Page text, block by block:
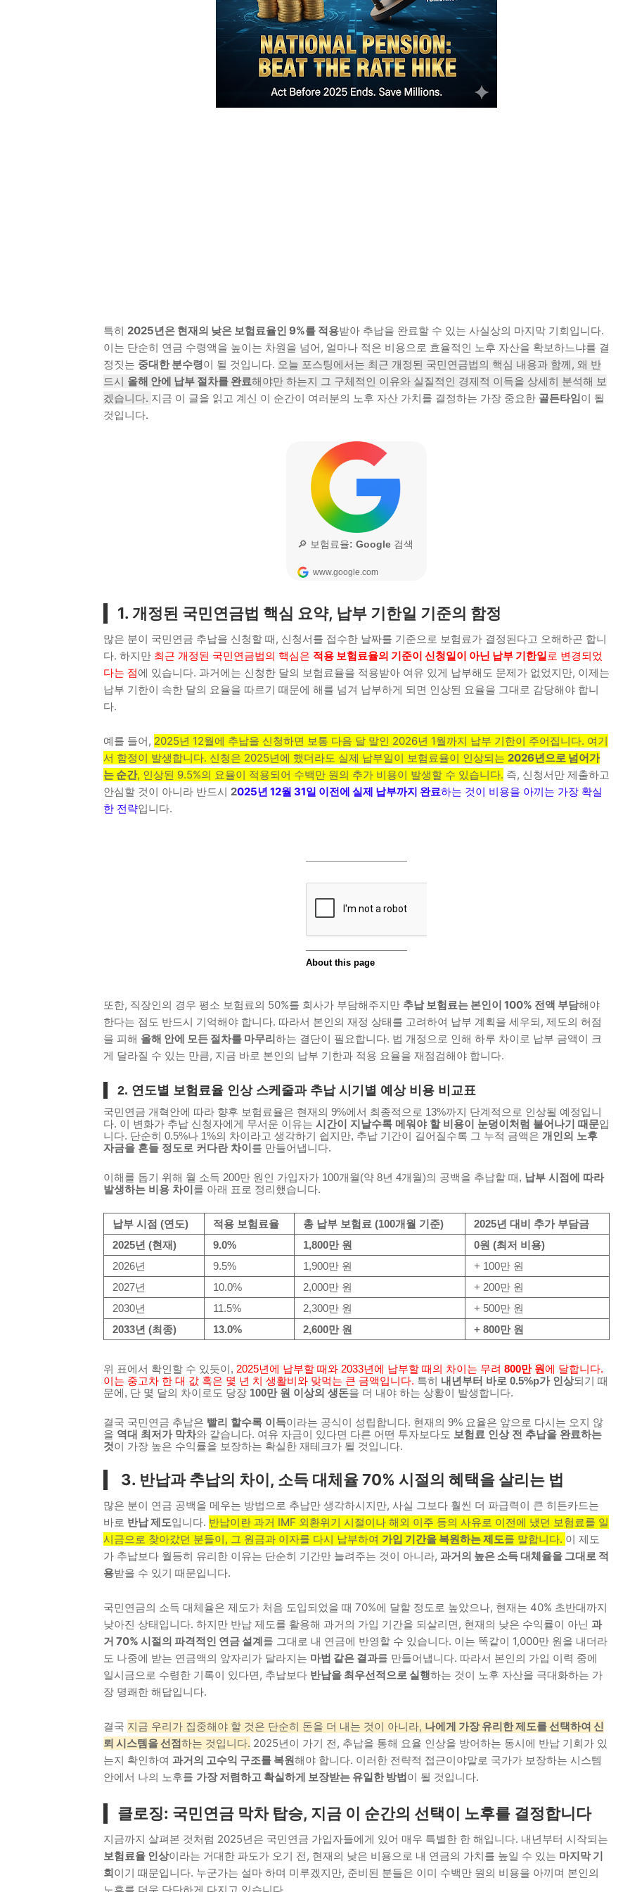
특히 2025년은 현재의 낮은 보험료율인 9%를 적용받아 추납을 완료할 수 있는 사실상의 마지막 기회입니다.
이는 단순히 연금 수령액을 높이는 차원을 넘어, 얼마나 적은 비용으로 효율적인 노후 자산을 확보하느냐를 결
정짓는 중대한 분수령이 될 것입니다. 오늘 포스팅에서는 최근 개정된 국민연금법의 핵심 내용과 함께, 왜 반
드시 올해 안에 납부 절차를 완료해야만 하는지 그 구체적인 이유와 실질적인 경제적 이득을 상세히 분석해 보
겠습니다. 지금 이 글을 읽고 계신 이 순간이 여러분의 노후 자산 가치를 결정하는 가장 중요한 골든타임이 될
것입니다.
1. 개정된 국민연금법 핵심 요약, 납부 기한일 기준의 함정
많은 분이 국민연금 추납을 신청할 때, 신청서를 접수한 날짜를 기준으로 보험료가 결정된다고 오해하곤 합니
다. 하지만 최근 개정된 국민연금법의 핵심은 적용 보험료율의 기준이 신청일이 아닌 납부 기한일로 변경되었
다는 점에 있습니다. 과거에는 신청한 달의 보험료율을 적용받아 여유 있게 납부해도 문제가 없었지만, 이제는
납부 기한이 속한 달의 요율을 따르기 때문에 해를 넘겨 납부하게 되면 인상된 요율을 그대로 감당해야 합니
다.
예를 들어, 2025년 12월에 추납을 신청하면 보통 다음 달 말인 2026년 1월까지 납부 기한이 주어집니다. 여기
서 함정이 발생합니다. 신청은 2025년에 했더라도 실제 납부일이 보험료율이 인상되는 2026년으로 넘어가
는 순간, 인상된 9.5%의 요율이 적용되어 수백만 원의 추가 비용이 발생할 수 있습니다. 즉, 신청서만 제출하고
안심할 것이 아니라 반드시 2025년 12월 31일 이전에 실제 납부까지 완료하는 것이 비용을 아끼는 가장 확실
한 전략입니다.
또한, 직장인의 경우 평소 보험료의 50%를 회사가 부담해주지만 추납 보험료는 본인이 100% 전액 부담해야
한다는 점도 반드시 기억해야 합니다. 따라서 본인의 재정 상태를 고려하여 납부 계획을 세우되, 제도의 허점
을 피해 올해 안에 모든 절차를 마무리하는 결단이 필요합니다. 법 개정으로 인해 하루 차이로 납부 금액이 크
게 달라질 수 있는 만큼, 지금 바로 본인의 납부 기한과 적용 요율을 재점검해야 합니다.
2. 연도별 보험료율 인상 스케줄과 추납 시기별 예상 비용 비교표
국민연금 개혁안에 따라 향후 보험료율은 현재의 9%에서 최종적으로 13%까지 단계적으로 인상될 예정입니
다. 이 변화가 추납 신청자에게 무서운 이유는 시간이 지날수록 메워야 할 비용이 눈덩이처럼 불어나기 때문입
니다. 단순히 0.5%나 1%의 차이라고 생각하기 쉽지만, 추납 기간이 길어질수록 그 누적 금액은 개인의 노후
자금을 흔들 정도로 커다란 차이 를 만들어냅니다.
이해를 돕기 위해 월 소득 200만 원인 가입자가 100개월(약 8년 4개월)의 공백을 추납할 때, 납부 시점에 따라
발생하는 비용 차이 를 아래 표로 정리했습니다.
납부 시점 (연도) 적용 보험료율 총 납부 보험료 (100개월 기준)
2025년 대비 추가 부담금
2025년 (현재)
9.0% 1,800만 원
0원 (최저 비용)
2026년
9.5% 1,900만 원
+ 100만 원
2027년
10.0% 2,000만 원
+ 200만 원
2030년
11.5% 2,300만 원
+ 500만 원
2033년 (최종)
13.0% 2,600만 원 + 800만 원
위 표에서 확인할 수 있듯이, 2025년에 납부할 때와 2033년에 납부할 때의 차이는 무려 800만 원에 달합니다.
이는 중고차 한 대 값 혹은 몇 년 치 생활비와 맞먹는 큰 금액입니다. 특히 내년부터 바로 0.5%p가 인상되기 때
문에, 단 몇 달의 차이로도 당장 100만 원 이상의 생돈을 더 내야 하는 상황이 발생합니다.
결국 국민연금 추납은 빨리 할수록 이득이라는 공식이 성립합니다. 현재의 9% 요율은 앞으로 다시는 오지 않
을 역대 최저가 막차와 같습니다. 여유 자금이 있다면 다른 어떤 투자보다도 보험료 인상 전 추납을 완료하는
것이 가장 높은 수익률을 보장하는 확실한 재테크가 될 것입니다.
3. 반납과 추납의 차이, 소득 대체율 70% 시절의 혜택을 살리는 법
많은 분이 연금 공백을 메우는 방법으로 추납만 생각하시지만, 사실 그보다 훨씬 더 파급력이 큰 히든카드는
바로 반납 제도입니다. 반납이란 과거 IMF 외환위기 시절이나 해외 이주 등의 사유로 이전에 냈던 보험료를 일
시금으로 찾아갔던 분들이, 그 원금과 이자를 다시 납부하여 가입 기간을 복원하는 제도를 말합니다. 이 제도
가 추납보다 월등히 유리한 이유는 단순히 기간만 늘려주는 것이 아니라, 과거의 높은 소득 대체율을 그대로 적
용받을 수 있기 때문입니다.
국민연금의 소득 대체율은 제도가 처음 도입되었을 때 70%에 달할 정도로 높았으나, 현재는 40% 초반대까지
낮아진 상태입니다. 하지만 반납 제도를 활용해 과거의 가입 기간을 되살리면, 현재의 낮은 수익률이 아닌 과
거 70% 시절의 파격적인 연금 설계를 그대로 내 연금에 반영할 수 있습니다. 이는 똑같이 1,000만 원을 내더라
도 나중에 받는 연금액의 앞자리가 달라지는 마법 같은 결과를 만들어냅니다. 따라서 본인의 가입 이력 중에
일시금으로 수령한 기록이 있다면, 추납보다 반납을 최우선적으로 실행하는 것이 노후 자산을 극대화하는 가
장 명쾌한 해답입니다.
결국 지금 우리가 집중해야 할 것은 단순히 돈을 더 내는 것이 아니라, 나에게 가장 유리한 제도를 선택하여 신
뢰 시스템을 선점하는 것입니다. 2025년이 가기 전, 추납을 통해 요율 인상을 방어하는 동시에 반납 기회가 있
는지 확인하여 과거의 고수익 구조를 복원해야 합니다. 이러한 전략적 접근이야말로 국가가 보장하는 시스템
안에서 나의 노후를 가장 저렴하고 확실하게 보장받는 유일한 방법이 될 것입니다.
클로징: 국민연금 막차 탑승, 지금 이 순간의 선택이 노후를 결정합니다
지금까지 살펴본 것처럼 2025년은 국민연금 가입자들에게 있어 매우 특별한 한 해입니다. 내년부터 시작되는
보험료율 인상이라는 거대한 파도가 오기 전, 현재의 낮은 비용으로 내 연금의 가치를 높일 수 있는 마지막 기
회이기 때문입니다. 누군가는 설마 하며 미루겠지만, 준비된 분들은 이미 수백만 원의 비용을 아끼며 본인의
노후를 더욱 단단하게 다지고 있습니다.